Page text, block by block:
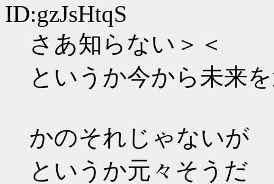
ID:gzJsHtqS
さあ知らない＞＜
というか今から未来
かのそれじゃないが
というか元々そうだ